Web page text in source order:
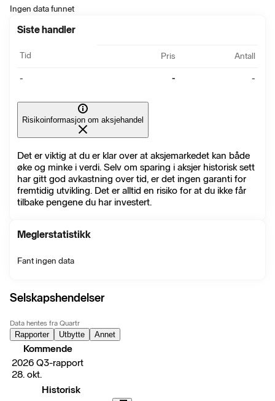
Ingen data funnet
Siste handler
Tid Pris Antall
- - -
Risikoinformasjon om aksjehandel
Det er viktig at du er klar over at aksjemarkedet kan både
øke og minke i verdi. Selv om sparing i aksjer historisk sett
har gitt god avkastning over tid, er det ingen garanti for
fremtidig utvikling. Det er alltid en risiko for at du ikke får
tilbake pengene du har investert.
Meglerstatistikk
Fant ingen data
Selskapshendelser
Data hentes fra Quartr
Rapporter Utbytte Annet
Kommende
2026 Q3-rapport
28. okt.
Historisk